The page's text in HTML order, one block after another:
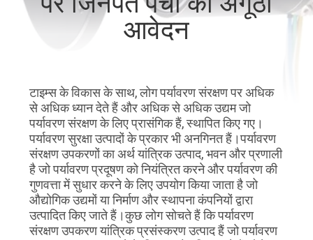
कारखाना
भ्रमण
नियंत्रण
संपर्क
एक
आवेदन
टाइम्स के विकास के साथ, लोग पर्यावरण संरक्षण पर अधिक
से अधिक ध्यान देते हैं और अधिक से अधिक उद्यम जो
पर्यावरण संरक्षण के लिए प्रासंगिक हैं, स्थापित किए गए।
पर्यावरण सुरक्षा उत्पादों के प्रकार भी अनगिनत हैं।पर्यावरण
संरक्षण उपकरणों का अर्थ यांत्रिक उत्पाद, भवन और प्रणाली
है जो पर्यावरण प्रदूषण को नियंत्रित करने और पर्यावरण की
गुणवत्ता में सुधार करने के लिए उपयोग किया जाता है जो
औद्योगिक उद्यमों या निर्माण और स्थापना कंपनियों द्वारा
उत्पादित किए जाते हैं।कुछ लोग सोचते हैं कि पर्यावरण
संरक्षण उपकरण यांत्रिक प्रसंस्करण उत्पाद हैं जो पर्यावरण